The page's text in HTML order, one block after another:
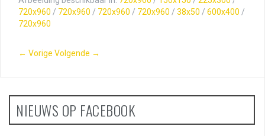
720x960 / 720x960 / 720x960 / 720x960 / 38x50 / 600x400 /
720x960
← Vorige Volgende →
NIEUWS OP FACEBOOK